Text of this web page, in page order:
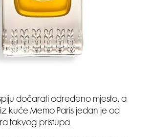
dočarati određeno mjesto, a
kuće Memo Paris jedan je od
takvog pristupa.